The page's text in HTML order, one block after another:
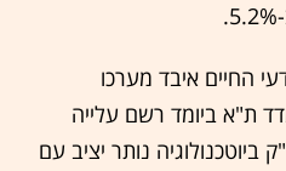
החיים איבד מערכו
בזמן שמדד ת"א ביומד רשם עלייה
נאסד"ק ביוטכנולוגיה נותר יציב עם